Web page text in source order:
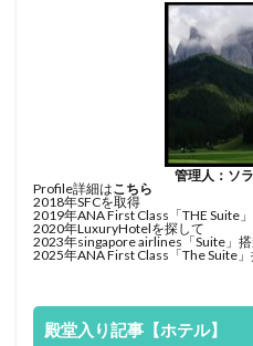
管理人：ソ
Profile詳細はこちら
2018年SFCを取得
2019年ANA First Class「THE Suite
2020年LuxuryHotelを探して
2023年singapore airlines「Suite」
2025年ANA First Class「The Suite
殿堂入り記事【ホテル】